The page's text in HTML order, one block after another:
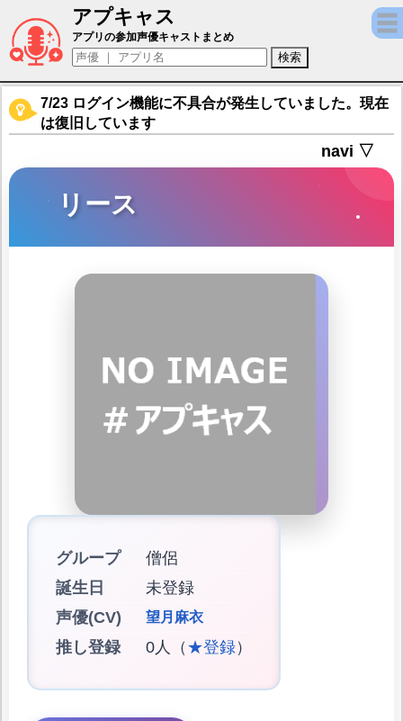
アプキャス
リース（声優：望月麻衣)【社長、バトルの
アプリの参加声優キャストまとめ
7/23 ログイン機能に不具合が発生していました。現在
は復旧しています
navi ▽
リース
グループ
僧侶
誕生日
未登録
声優(CV)
望月麻衣
推し登録 0人（ ★登録）